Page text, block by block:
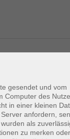
gesendet und vom
Computer des
in einer kleinen
anfordern,
als
zu merken